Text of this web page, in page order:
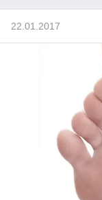
22.01.2017